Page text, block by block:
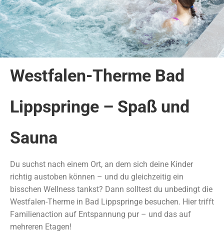
Westfalen-Therme Bad
Lippspringe – Spaß und
Sauna
Du suchst nach einem Ort, an dem sich deine Kinder
richtig austoben können – und du gleichzeitig ein
bisschen Wellness tankst? Dann solltest du unbedingt die
Westfalen-Therme in Bad Lippspringe besuchen. Hier trifft
Familienaction auf Entspannung pur – und das auf
mehreren Etagen!